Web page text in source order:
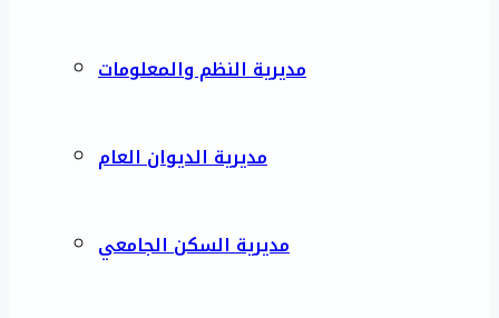
مديرية النظم والمعلومات
مديرية الديوان العام
مديرية السكن الجامعي